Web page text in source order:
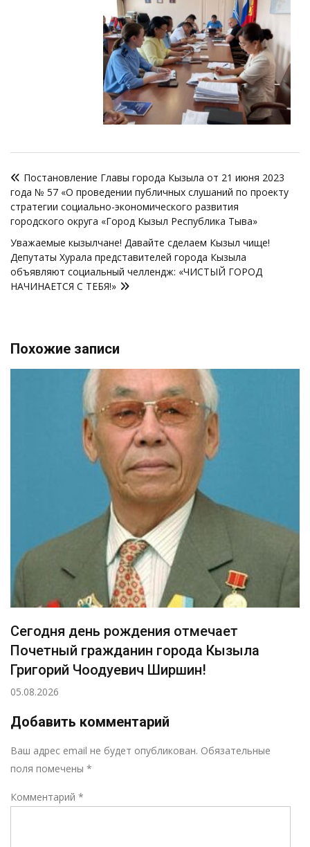
по
записям
Постановление Главы города Кызыла от 21 июня 2023
года № 57 «О проведении публичных слушаний по проекту
стратегии социально-экономического развития
городского округа «Город Кызыл Республика Тыва»
Уважаемые кызылчане! Давайте сделаем Кызыл чище!
Депутаты Хурала представителей города Кызыла
объявляют социальный челлендж: «ЧИСТЫЙ ГОРОД
НАЧИНАЕТСЯ С ТЕБЯ!»
Похожие записи
Сегодня день рождения отмечает
Почетный гражданин города Кызыла
Григорий Чоодуевич Ширшин!
05.08.2026
Добавить комментарий
Ваш адрес email не будет опубликован. Обязательные
поля помечены *
Комментарий *